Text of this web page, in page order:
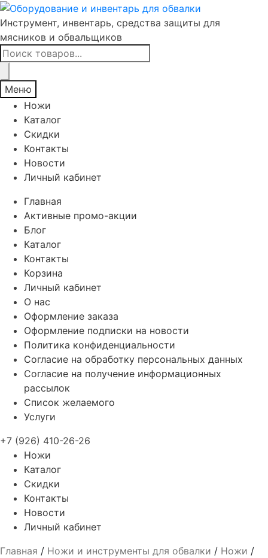
Инструмент, инвентарь, средства защиты для
мясников и обвальщиков
Поиск
товаров
Меню
Ножи
Каталог
Скидки
Контакты
Новости
Личный кабинет
Главная
Активные промо-акции
Блог
Каталог
Контакты
Корзина
Личный кабинет
О нас
Оформление заказа
Оформление подписки на новости
Политика конфиденциальности
Согласие на обработку персональных данных
Согласие на получение информационных
рассылок
Список желаемого
Услуги
+7 (926) 410-26-26
Ножи
Каталог
Скидки
Контакты
Новости
Личный кабинет
Главная / Ножи и инструменты для обвалки / Ножи /